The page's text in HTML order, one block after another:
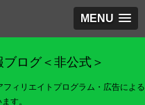
MENU
ログ＜非公式＞
ィリエイトプログラム・広告による
す。